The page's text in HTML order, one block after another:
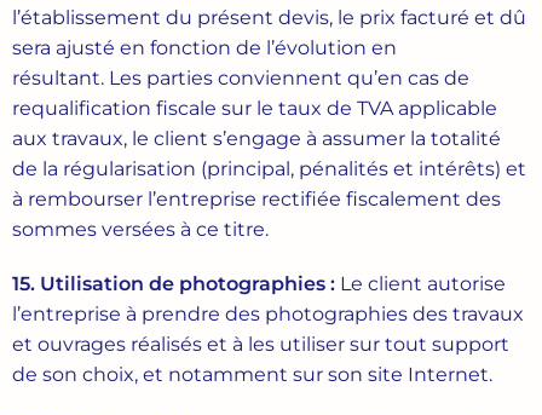
l’établissement du présent devis, le prix facturé et dû
sera ajusté en fonction de l’évolution en
résultant. Les parties conviennent qu’en cas de
requalification fiscale sur le taux de TVA applicable
aux travaux, le client s’engage à assumer la totalité
de la régularisation (principal, pénalités et intérêts) et
à rembourser l’entreprise rectifiée fiscalement des
sommes versées à ce titre.
15. Utilisation de photographies : Le client autorise
l’entreprise à prendre des photographies des travaux
et ouvrages réalisés et à les utiliser sur tout support
de son choix, et notamment sur son site Internet.